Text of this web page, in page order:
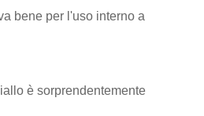
bene per l'uso interno a
è sorprendentemente